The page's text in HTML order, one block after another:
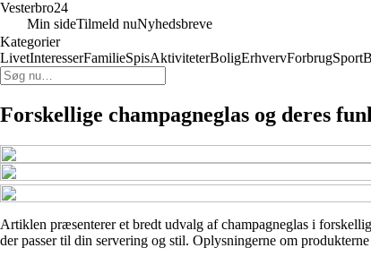
Vesterbro24
Min sideTilmeld nuNyhedsbreve
Kategorier
LivetInteresserFamilieSpisAktiviteterBoligErhvervForbrugSport
Forskellige champagneglas og deres
Artiklen præsenterer et bredt udvalg af champagneglas i
der passer til din servering og stil. Oplysningerne om